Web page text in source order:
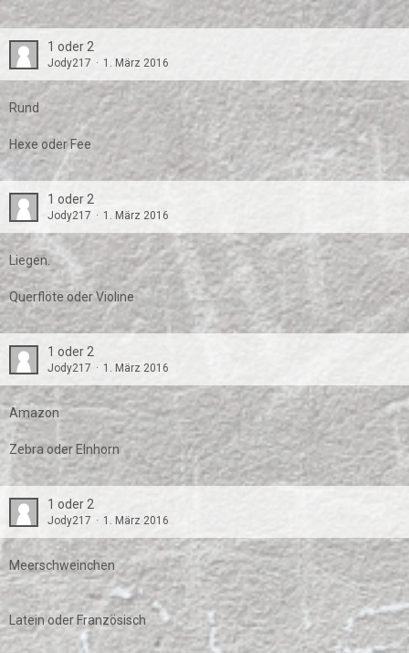
1 oder 2
Jody217 1. März 2016
Rund
Hexe oder Fee
1 oder 2
Jody217 1. März 2016
Liegen.
Querflöte oder Violine
1 oder 2
Jody217 1. März 2016
Amazon
Zebra oder EInhorn
1 oder 2
Jody217 1. März 2016
Meerschweinchen
Latein oder Französisch